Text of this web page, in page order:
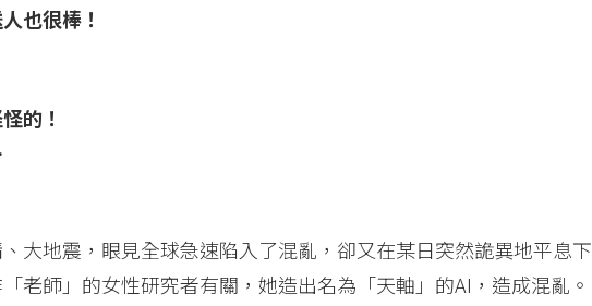
也很棒！
的！
大地震，眼見全球急速陷入了混亂，卻又在某日突然詭異地平息下
老師」的女性研究者有關，她造出名為「天軸」的AI，造成混亂。